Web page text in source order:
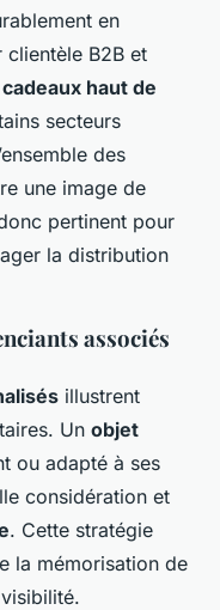
en
B2B et
cadeaux haut de
secteurs
des
une image de
pertinent pour
la distribution
associés
illustrent
Un objet
ou adapté à ses
considération et
. Cette stratégie
la mémorisation de